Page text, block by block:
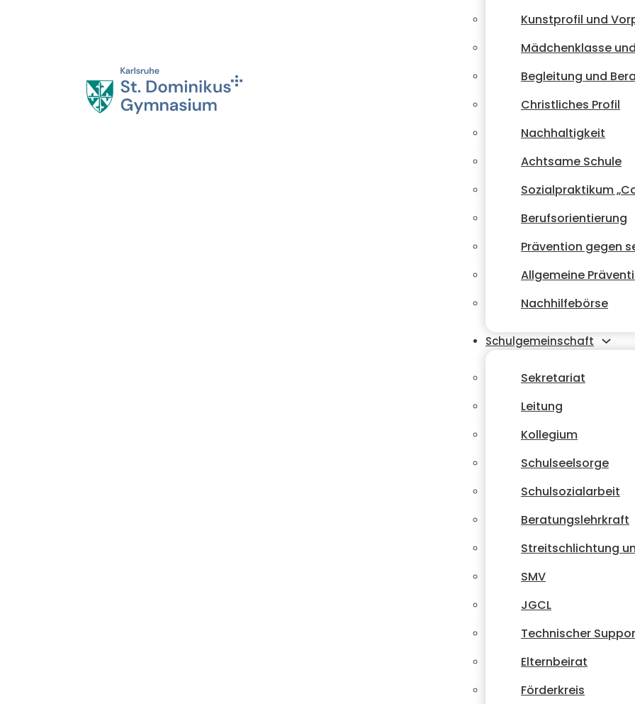
Kunstprofil und
Mädchenklasse
Begleitung und
Christliches Profil
Nachhaltigkeit
Achtsame Schule
Sozialpraktikum
Berufsorientierung
Prävention gegen
Allgemeine
Nachhilfebörse
Schulgemeinschaft
Sekretariat
Leitung
Kollegium
Schulseelsorge
Schulsozialarbeit
Beratungslehrkraft
Streitschlichtung
SMV
JGCL
Technischer
Elternbeirat
Förderkreis